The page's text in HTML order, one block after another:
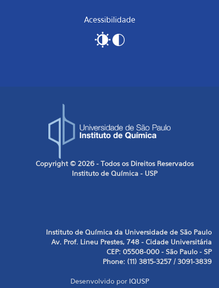
Acessibilidade
Copyright © 2026 - Todos os Direitos Reservados
Instituto de Química - USP
Instituto de Química da Universidade de São Paulo
Av. Prof. Lineu Prestes, 748 - Cidade Universitária
CEP: 05508-000 - São Paulo - SP
Phone: (11) 3815-3257 / 3091-3839
Desenvolvido por IQUSP